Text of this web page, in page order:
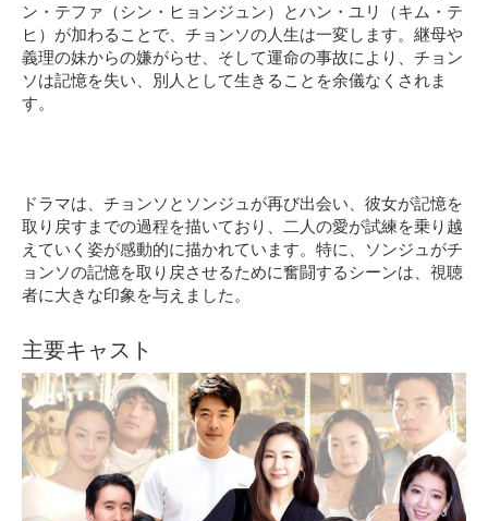
ン・テファ（シン・ヒョンジュン）とハン・ユリ（キム・テ
ヒ）が加わることで、チョンソの人生は一変します。継母や
義理の妹からの嫌がらせ、そして運命の事故により、チョン
ソは記憶を失い、別人として生きることを余儀なくされま
す。
ドラマは、チョンソとソンジュが再び出会い、彼女が記憶を
取り戻すまでの過程を描いており、二人の愛が試練を乗り越
えていく姿が感動的に描かれています。特に、ソンジュがチ
ョンソの記憶を取り戻させるために奮闘するシーンは、視聴
者に大きな印象を与えました。
主要キャスト